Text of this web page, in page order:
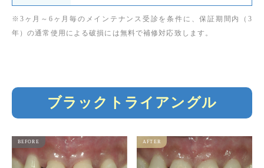
※3ヶ月～6ヶ月毎のメインテナンス受診を条件に、保証期間内（3
年）の通常使用による破損には無料で補修対応致します。
ブラックトライアングル